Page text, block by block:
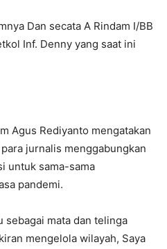
Dan secata A Rindam I/BB
Inf. Denny yang saat ini
Agus Rediyanto mengatakan
jurnalis menggabungkan
untuk sama-sama
pandemi.
sebagai mata dan telinga
mengelola wilayah, Saya